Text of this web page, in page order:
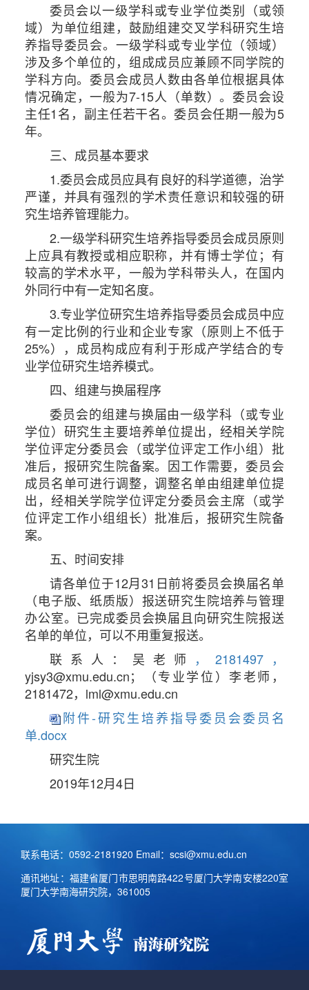
委员会以一级学科或专业学位类别（或领
域）为单位组建，鼓励组建交叉学科研究生培
养指导委员会。一级学科或专业学位（领域）
涉及多个单位的，组成成员应兼顾不同学院的
学科方向。委员会成员人数由各单位根据具体
情况确定，一般为7-15人（单数）。委员会设
主任1名，副主任若干名。委员会任期一般为5
年。
三、成员基本要求
1.委员会成员应具有良好的科学道德，治学
严谨，并具有强烈的学术责任意识和较强的研
究生培养管理能力。
2.一级学科研究生培养指导委员会成员原则
上应具有教授或相应职称，并有博士学位；有
较高的学术水平，一般为学科带头人，在国内
外同行中有一定知名度。
3.专业学位研究生培养指导委员会成员中应
有一定比例的行业和企业专家（原则上不低于
25%），成员构成应有利于形成产学结合的专
业学位研究生培养模式。
四、组建与换届程序
委员会的组建与换届由一级学科（或专业
学位）研究生主要培养单位提出，经相关学院
学位评定分委员会（或学位评定工作小组）批
准后，报研究生院备案。因工作需要，委员会
成员名单可进行调整，调整名单由组建单位提
出，经相关学院学位评定分委员会主席（或学
位评定工作小组组长）批准后，报研究生院备
案。
五、时间安排
请各单位于12月31日前将委员会换届名单
（电子版、纸质版）报送研究生院培养与管理
办公室。已完成委员会换届且向研究生院报送
名单的单位，可以不用重复报送。
联系人：吴老师
，2181497，
yjsy3@xmu.edu.cn；（专业学位）李老师，
2181472，lml@xmu.edu.cn
附件-研究生培养指导委员会委员名
单‍.docx
研究生院
2019年12月4日
联系电话：0592-2181920 Email：scsi@xmu.edu.cn
通讯地址：福建省厦门市思明南路422号厦门大学南安楼220室
厦门大学南海研究院，361005